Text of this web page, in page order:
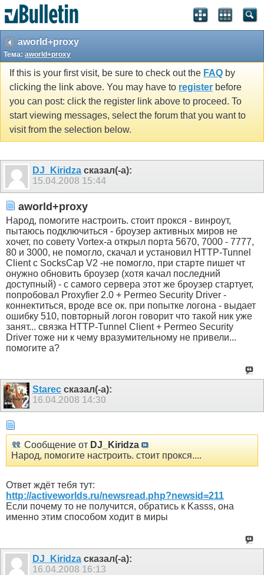
aworld+proxy
Тема: aworld+proxy
If this is your first visit, be sure to check out the FAQ by
clicking the link above. You may have to register before
you can post: click the register link above to proceed. To
start viewing messages, select the forum that you want to
visit from the selection below.
DJ_Kiridza сказал(-а):
15.04.2008 15:44
aworld+proxy
Народ, помогите настроить. стоит прокся - винроут,
пытаюсь подключиться - броузер активных миров не
хочет, по совету Vortex-а открыл порта 5670, 7000 - 7777,
80 и 3000, не помогло, скачал и установил HTTP-Tunnel
Client с SocksCap V2 -не помогло, при старте пишет чт
онужно обновить броузер (хотя качал последний
доступный) - с самого сервера этот же броузер стартует,
попробовал Proxyfier 2.0 + Permeo Security Driver -
коннектиться, вроде все ок. при попытке логона - выдает
ошибку 510, повторный логон говорит что такой ник уже
занят... связка HTTP-Tunnel Client + Permeo Security
Driver тоже ни к чему вразумительному не привели...
помогите а?
Starec сказал(-а):
16.04.2008 14:30
Сообщение от DJ_Kiridza
Народ, помогите настроить. стоит прокся....
Ответ ждёт тебя тут:
http://activeworlds.ru/newsread.php?newsid=211
Если почему то не получится, обратись к Kasss, она
именно этим способом ходит в миры
DJ_Kiridza сказал(-а):
16.04.2008 16:13